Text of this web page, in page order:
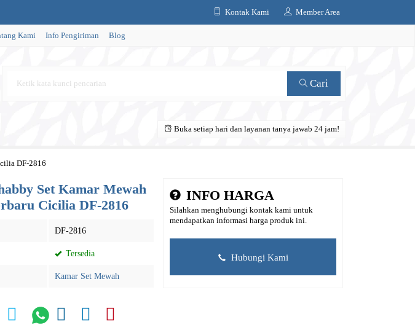
Kontak Kami Member Area
Kami Info Pengiriman Blog
Cari
Buka setiap hari dan layanan tanya jawab 24 jam!
DF-2816
Set Kamar Mewah
Cicilia DF-2816
DF-2816
Tersedia
Kamar Set Mewah
INFO HARGA
Silahkan menghubungi kontak kami untuk
mendapatkan informasi harga produk ini.
Hubungi Kami